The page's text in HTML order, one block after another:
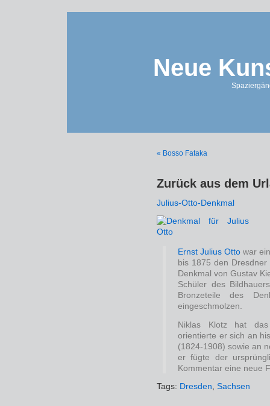
Neue
« Bosso Fataka
Zurück aus dem
Julius-Otto-Denkmal
Ernst Julius Otto war
bis 1875 den
Denkmal von Gustav
Schüler des
Bronzeteile des
eingeschmolzen.
Niklas Klotz hat das
orientierte er sich an
(1824-1908) sowie an
er fügte der
Kommentar eine neue
Tags: Dresden, Sachsen